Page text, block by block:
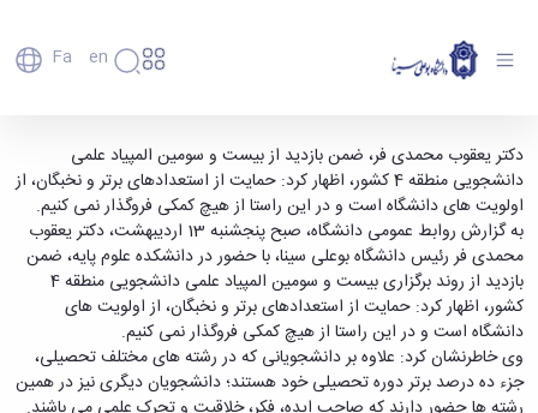
Fa En
دانشگاه
تاریخچه
و
معرفی
برنامه
راهبردی
دانشگاه
نقشه
دانشگاه
سازمان
دانشگاه
اعضای
هیأت
علمی
کارکنان
دانشجویان
فارغ
التحصیلان
دانشکده‌ها
پردیس
اصلی
مهندسی
کشاورزی
ارتباط
با ما
روابط
بین
حمایت از استعدادهای برتر و نخبگان، از اولویت
های دانشگاه است - دانشگاه بوعلی سینا همدان
دکتر یعقوب محمدی فر، ضمن بازدید از بیست و سومین المپیاد علمی
دانشجویی منطقه 4 کشور، اظهار کرد: حمایت از استعدادهای برتر و نخبگان، از
اولویت های دانشگاه است و در این راستا از هیچ کمکی فروگذار نمی کنیم.
به گزارش روابط عمومی دانشگاه، صبح پنجشنبه 13 اردیبهشت، دکتر یعقوب
محمدی فر رئیس دانشگاه بوعلی سینا، با حضور در دانشکده علوم پایه، ضمن
بازدید از روند برگزاری بیست و سومین المپیاد علمی دانشجویی منطقه 4
کشور، اظهار کرد: حمایت از استعدادهای برتر و نخبگان، از اولویت های
دانشگاه است و در این راستا از هیچ کمکی فروگذار نمی کنیم.
وی خاطرنشان کرد: علاوه بر دانشجویانی که در رشته های مختلف تحصیلی،
جزء ده درصد برتر دوره تحصیلی خود هستند؛ دانشجویان دیگری نیز در همین